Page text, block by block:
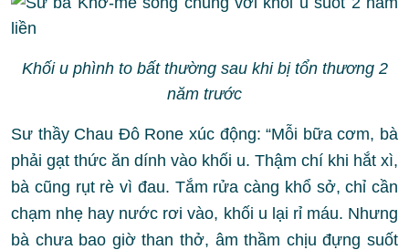
Khối u phình to bất thường sau khi bị tổn thương 2
năm trước
Sư thầy Chau Đô Rone xúc động: “Mỗi bữa cơm, bà
phải gạt thức ăn dính vào khối u. Thậm chí khi hắt xì,
bà cũng rụt rè vì đau. Tắm rửa càng khổ sở, chỉ cần
chạm nhẹ hay nước rơi vào, khối u lại rỉ máu. Nhưng
bà chưa bao giờ than thở, âm thầm chịu đựng suốt